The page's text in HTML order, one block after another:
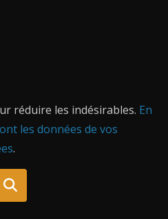
réduire les indésirables. En
les données de vos
.